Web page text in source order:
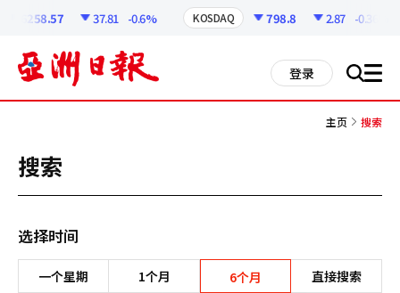
6258.57 37.81 -0.6% KOSDAQ 798.8 2.87 -0.36%
登录 搜 all
主页 搜索
搜索
选择时间
一个星期 1个月 6个月 直接搜索